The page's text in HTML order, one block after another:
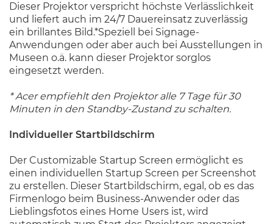
Dieser Projektor verspricht höchste Verlässlichkeit
und liefert auch im 24/7 Dauereinsatz zuverlässig
ein brillantes Bild.*Speziell bei Signage-
Anwendungen oder aber auch bei Ausstellungen in
Museen o.ä. kann dieser Projektor sorglos
eingesetzt werden.
* Acer empfiehlt den Projektor alle 7 Tage für 30
Minuten in den Standby-Zustand zu schalten.
Individueller Startbildschirm
Der Customizable Startup Screen ermöglicht es
einen individuellen Startup Screen per Screenshot
zu erstellen. Dieser Startbildschirm, egal, ob es das
Firmenlogo beim Business-Anwender oder das
Lieblingsfotos eines Home Users ist, wird